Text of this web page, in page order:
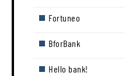
Fortuneo
BforBank
Hello bank!